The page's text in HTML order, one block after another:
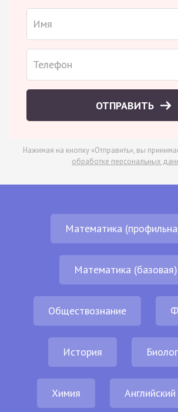
ОТПРАВИТЬ
Нажимая на кнопку «Отправить», вы
обработке персональных
Математика
Математика (базовая)
Обществознание
История
Химия